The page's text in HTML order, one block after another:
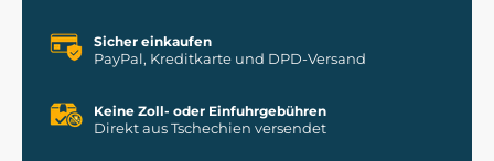
Sicher einkaufen
PayPal, Kreditkarte und DPD-Versand
Keine Zoll- oder Einfuhrgebühren
Direkt aus Tschechien versendet